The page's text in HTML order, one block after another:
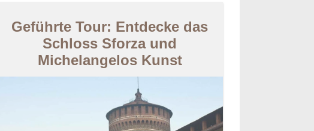
Geführte Tour: Entdecke das
Schloss Sforza und
Michelangelos Kunst